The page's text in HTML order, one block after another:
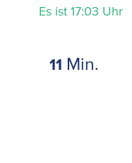
Es ist 17:03 Uhr
11 Min.